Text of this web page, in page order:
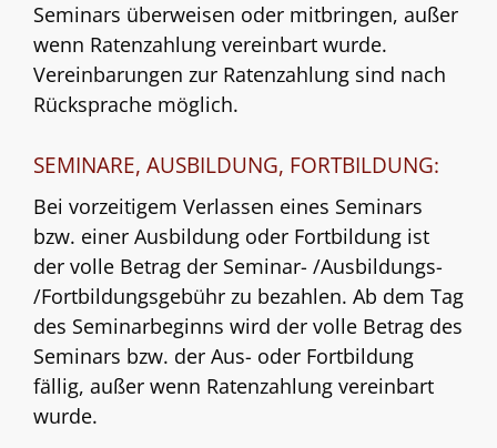
Seminars überweisen oder mitbringen, außer
wenn Ratenzahlung vereinbart wurde.
Vereinbarungen zur Ratenzahlung sind nach
Rücksprache möglich.
SEMINARE, AUSBILDUNG, FORTBILDUNG:
Bei vorzeitigem Verlassen eines Seminars
bzw. einer Ausbildung oder Fortbildung ist
der volle Betrag der Seminar- /Ausbildungs-
/Fortbildungsgebühr zu bezahlen. Ab dem Tag
des Seminarbeginns wird der volle Betrag des
Seminars bzw. der Aus- oder Fortbildung
fällig, außer wenn Ratenzahlung vereinbart
wurde.